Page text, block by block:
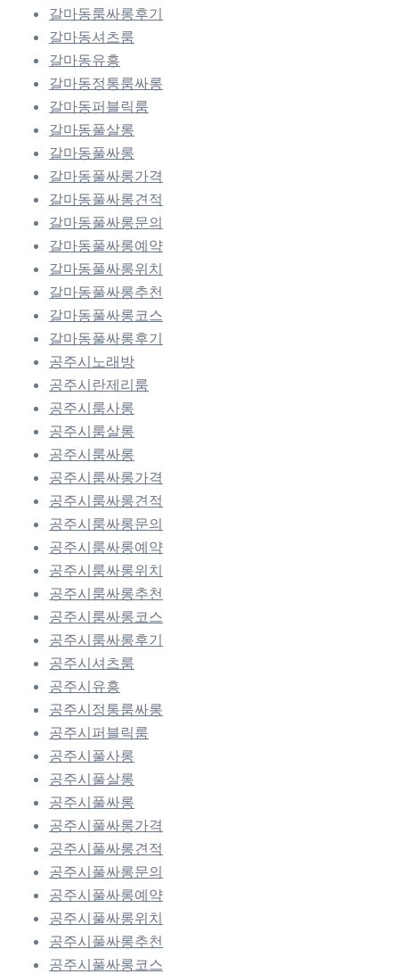
갈마동룸싸롱후기
갈마동셔츠룸
갈마동유흥
갈마동정통룸싸롱
갈마동퍼블릭룸
갈마동풀살롱
갈마동풀싸롱
갈마동풀싸롱가격
갈마동풀싸롱견적
갈마동풀싸롱문의
갈마동풀싸롱예약
갈마동풀싸롱위치
갈마동풀싸롱추천
갈마동풀싸롱코스
갈마동풀싸롱후기
공주시노래방
공주시란제리룸
공주시룸사롱
공주시룸살롱
공주시룸싸롱
공주시룸싸롱가격
공주시룸싸롱견적
공주시룸싸롱문의
공주시룸싸롱예약
공주시룸싸롱위치
공주시룸싸롱추천
공주시룸싸롱코스
공주시룸싸롱후기
공주시셔츠룸
공주시유흥
공주시정통룸싸롱
공주시퍼블릭룸
공주시풀사롱
공주시풀살롱
공주시풀싸롱
공주시풀싸롱가격
공주시풀싸롱견적
공주시풀싸롱문의
공주시풀싸롱예약
공주시풀싸롱위치
공주시풀싸롱추천
공주시풀싸롱코스